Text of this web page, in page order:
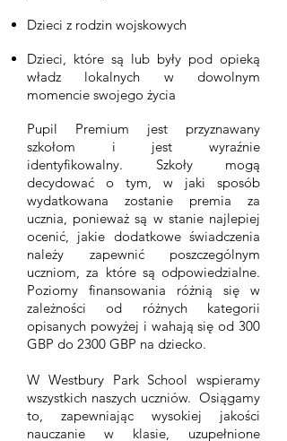
Dzieci z rodzin wojskowych
Dzieci, które są lub były pod opieką
władz lokalnych w dowolnym
momencie swojego życia
Pupil Premium jest przyznawany
szkołom i jest wyraźnie
identyfikowalny. Szkoły mogą
decydować o tym, w jaki sposób
wydatkowana zostanie premia za
ucznia, ponieważ są w stanie najlepiej
ocenić, jakie dodatkowe świadczenia
należy zapewnić poszczególnym
uczniom, za które są odpowiedzialne.
Poziomy finansowania różnią się w
zależności od różnych kategorii
opisanych powyżej i wahają się od 300
GBP do 2300 GBP na dziecko.
W Westbury Park School wspieramy
wszystkich naszych uczniów. Osiągamy
to, zapewniając wysokiej jakości
nauczanie w klasie, uzupełnione